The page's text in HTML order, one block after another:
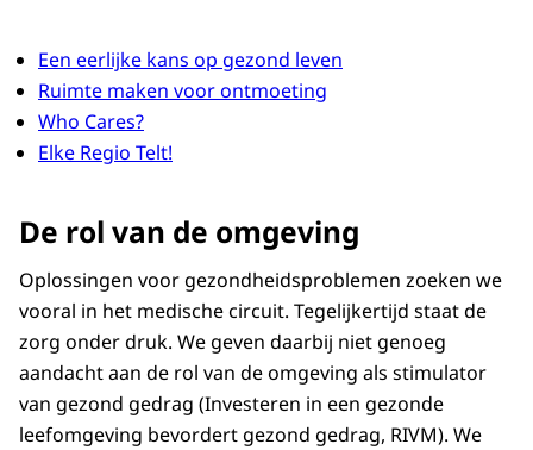
Een eerlijke kans op gezond leven
Ruimte maken voor ontmoeting
Who Cares?
Elke Regio Telt!
De rol van de omgeving
Oplossingen voor gezondheidsproblemen zoeken we
vooral in het medische circuit. Tegelijkertijd staat de
zorg onder druk. We geven daarbij niet genoeg
aandacht aan de rol van de omgeving als stimulator
van gezond gedrag (Investeren in een gezonde
leefomgeving bevordert gezond gedrag, RIVM). We